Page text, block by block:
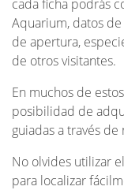
cada ficha podrás
Aquarium, datos
de apertura,
de otros visitantes.
En muchos de
posibilidad de
guiadas a través
No olvides utilizar
para localizar